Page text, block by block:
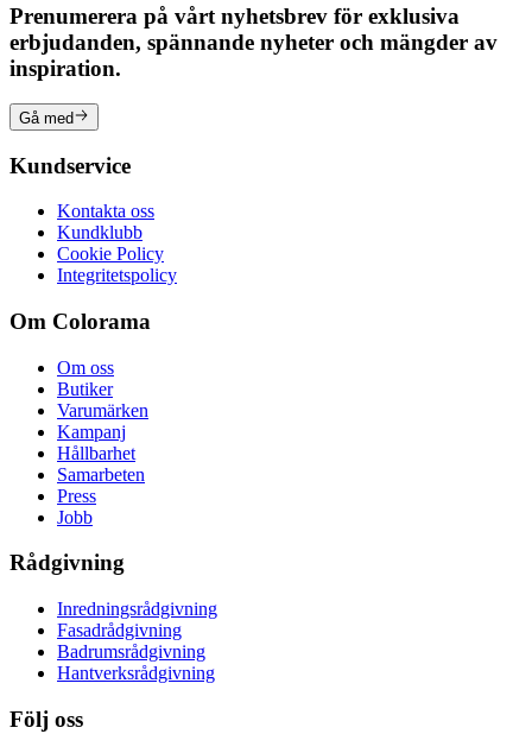
Prenumerera på vårt nyhetsbrev för exklusiva
erbjudanden, spännande nyheter och mängder av
inspiration.
Gå med
Kundservice
Kontakta oss
Kundklubb
Cookie Policy
Integritetspolicy
Om Colorama
Om oss
Butiker
Varumärken
Kampanj
Hållbarhet
Samarbeten
Press
Jobb
Rådgivning
Inredningsrådgivning
Fasadrådgivning
Badrumsrådgivning
Hantverksrådgivning
Följ oss